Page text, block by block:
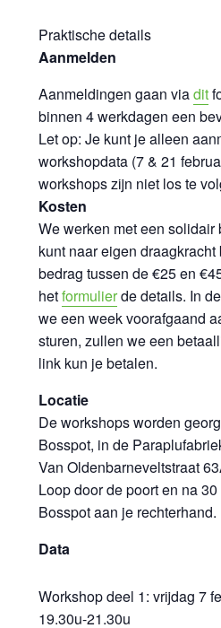
Praktische details
Aanmelden
Aanmeldingen gaan viadit
binnen 4 werkdagen een
Let op: Je kunt je alleen
workshopdata (7 & 21
workshops zijn niet los te
Kosten
We werken met een solidair
kunt naar eigen
bedrag tussen de €25 en
hetformulierde details. In
we een week voorafgaand
sturen, zullen we een
link kun je betalen.
Locatie
De workshops worden
Bosspot, in de
Van Oldenbarneveltstraat
Loop door de poort en na
Bosspot aan je rechterhand.
Data
Workshop deel 1: vrijdag 7
19.30u-21.30u